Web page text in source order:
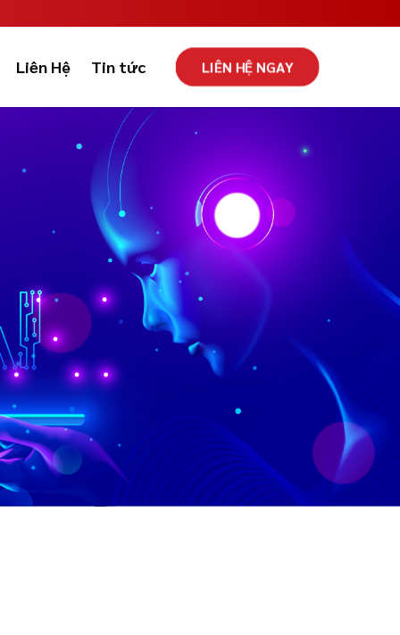
Liên Hệ Tin tức LIÊN HỆ NGAY